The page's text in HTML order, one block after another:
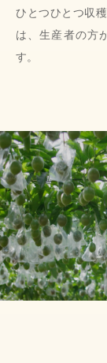
ひとつひとつ収
は、生産者の方
す。